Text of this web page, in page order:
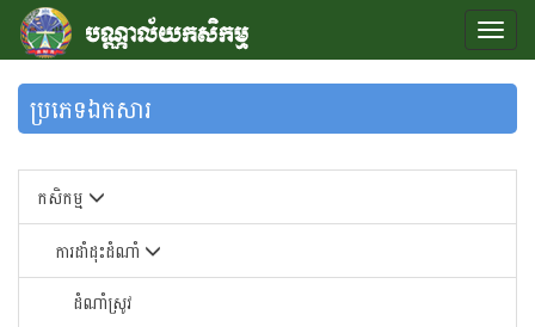
ប្រភេទឯកសារ
កសិកម្ម
ការដាំដុះដំណាំ
ដំណាំស្រូវ